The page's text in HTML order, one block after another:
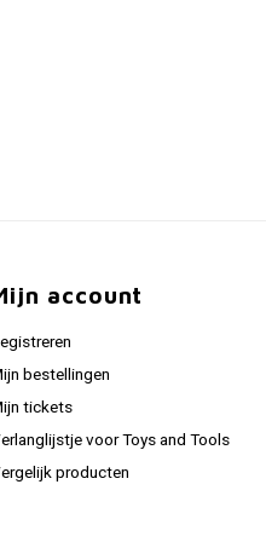
account
bestellingen
tickets
voor Toys and Tools
producten